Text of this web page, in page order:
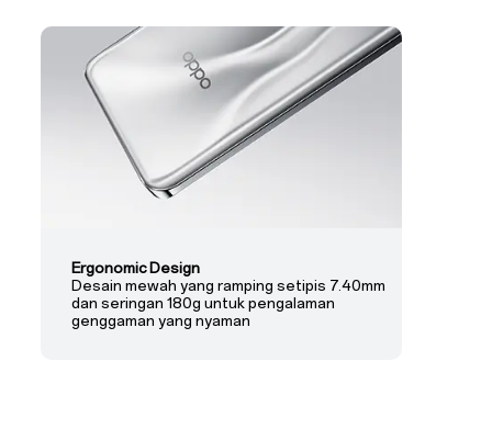
Ergonomic Design
Desain mewah yang ramping setipis 7.40mm
dan seringan 180g untuk pengalaman
genggaman yang nyaman